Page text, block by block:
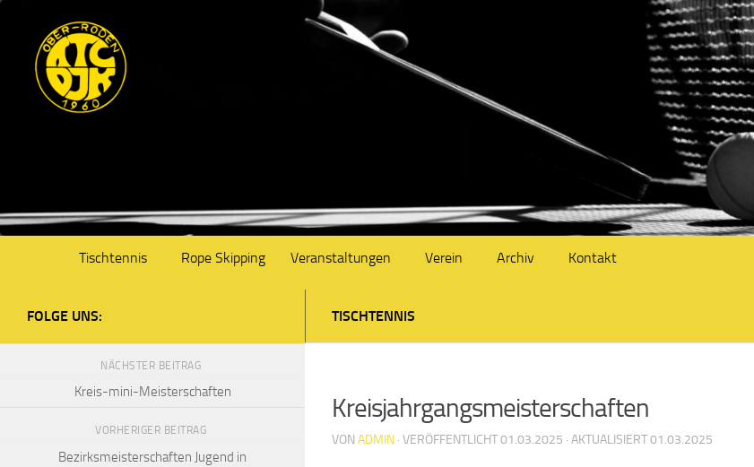
Unter dem Inhalt
Tischtennis Rope Skipping Veranstaltungen Verein Archiv Kontakt
TISCHTENNIS
Kreisjahrgangsmeisterschaften
VON ADMIN · VERÖFFENTLICHT01.03.2025 · AKTUALISIERT01.03.2025
FOLGE UNS:
NÄCHSTER BEITRAG
Kreis-mini-Meisterschaften
VORHERIGER BEITRAG
Bezirksmeisterschaften Jugend in